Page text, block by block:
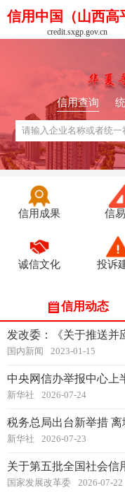
信用中国（山西高
credit.sxgp.gov.cn
信用查询
信用成果 信易+
诚信文化 投诉建
信用动态
国内新闻 2023-01-15
中央网信办举报中心上
新华社 2026-07-24
税务总局出台新举措
新华社 2026-07-23
关于第五批全国社会信
国家发展改革委 2026-07-22